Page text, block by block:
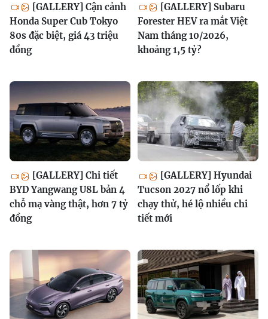
[GALLERY] Cận cảnh
Honda Super Cub Tokyo
80s đặc biệt, giá 43 triệu
đồng
[GALLERY] Subaru
Forester HEV ra mắt Việt
Nam tháng 10/2026,
khoảng 1,5 tỷ?
[GALLERY] Chi tiết
BYD Yangwang U8L bản 4
chỗ mạ vàng thật, hơn 7 tỷ
đồng
[GALLERY] Hyundai
Tucson 2027 nổ lốp khi
chạy thử, hé lộ nhiều chi
tiết mới